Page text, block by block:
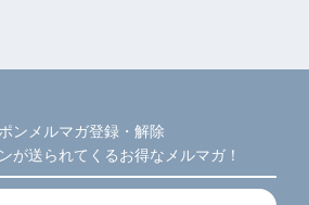
ンメルマガ登録・解除
が送られてくるお得なメルマガ！